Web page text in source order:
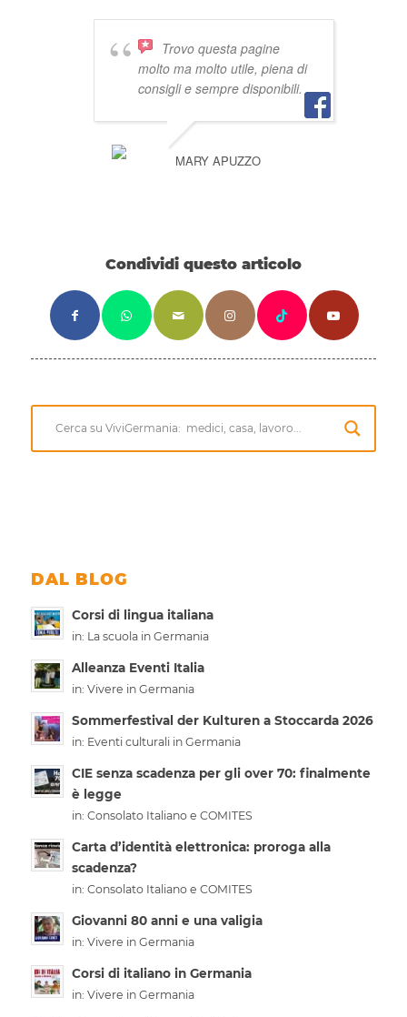
Trovo questa pagine
molto ma molto utile, piena di
consigli e sempre disponibili.
MARY APUZZO
Condividi questo articolo
DAL BLOG
Corsi di lingua italiana
in: La scuola in Germania
Alleanza Eventi Italia
in: Vivere in Germania
Sommerfestival der Kulturen a Stoccarda 2026
in: Eventi culturali in Germania
CIE senza scadenza per gli over 70: finalmente
è legge
in: Consolato Italiano e COMITES
Carta d’identità elettronica: proroga alla
scadenza?
in: Consolato Italiano e COMITES
Giovanni 80 anni e una valigia
in: Vivere in Germania
Corsi di italiano in Germania
in: Vivere in Germania